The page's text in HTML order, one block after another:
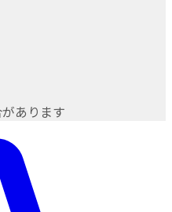
あります